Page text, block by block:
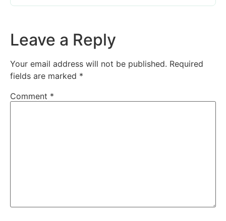
Leave a Reply
Your email address will not be published. Required
fields are marked *
Comment *